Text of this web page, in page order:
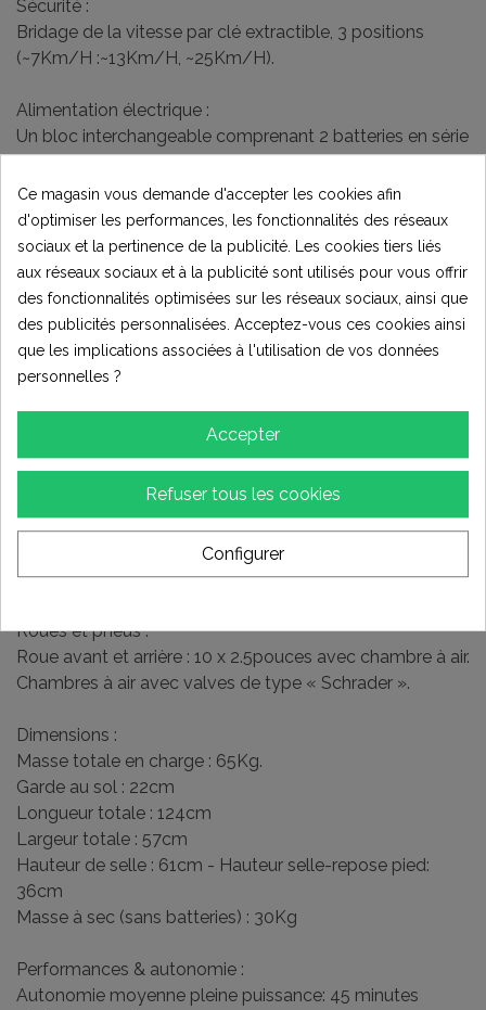
Sécurité :
Bridage de la vitesse par clé extractible, 3 positions
(~7Km/H :~13Km/H, ~25Km/H).
Alimentation électrique :
Un bloc interchangeable comprenant 2 batteries en série
de 12V/12AH (au gel plomb).
Freinage :
Système de freinage à disques, à l'avant et à l'arrière.
Mâchoires mécaniques commandées par deux poignées
au guidon.
Poignée droite pour frein avant et gauche poignée
droite.
Par chaine (type H25), pignon 11 dents et couronne 80
dents (entièrement sous carter de protection)
Suspension avant : 1 fourche hydraulique.
Suspension arrière ; 1 amortisseur à ressort, réglable en
compression sur bras indépendant.
Roues et pneus :
Roue avant et arrière : 10 x 2.5pouces avec chambre à air.
Chambres à air avec valves de type « Schrader ».
Dimensions :
Masse totale en charge : 65Kg.
Garde au sol : 22cm
Longueur totale : 124cm
Largeur totale : 57cm
Hauteur de selle : 61cm - Hauteur selle-repose pied:
36cm
Masse à sec (sans batteries) : 30Kg
Performances & autonomie :
Autonomie moyenne pleine puissance: 45 minutes
Ce magasin vous demande d'accepter les cookies afin
d'optimiser les performances, les fonctionnalités des réseaux
sociaux et la pertinence de la publicité. Les cookies tiers liés
aux réseaux sociaux et à la publicité sont utilisés pour vous offrir
des fonctionnalités optimisées sur les réseaux sociaux, ainsi que
des publicités personnalisées. Acceptez-vous ces cookies ainsi
que les implications associées à l'utilisation de vos données
personnelles ?
Accepter
Refuser tous les cookies
Configurer